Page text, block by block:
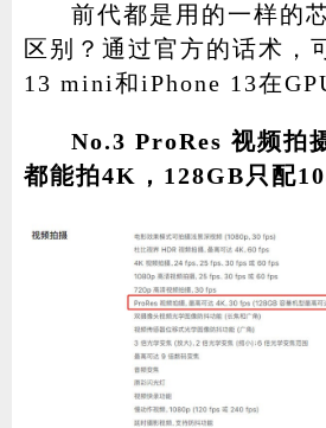
前代都是用的一样的
区别？通过官方的话术，
13 mini和iPhone 13在
No.3 ProRes 视频拍
都能拍4K，128GB只配